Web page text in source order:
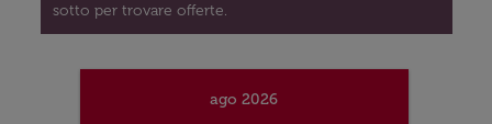
sotto per trovare offerte.
ago 2026